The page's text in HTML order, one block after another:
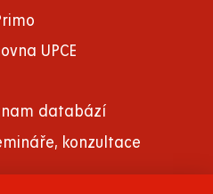
UPCE
databází
konzultace